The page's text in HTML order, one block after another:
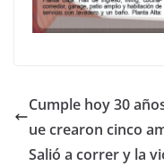
Cumple hoy 30
ue crearon cinco
Salió a correr y la